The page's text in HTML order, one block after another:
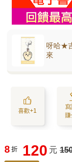
呀哈★
來
喜歡+1
8 折 120 元